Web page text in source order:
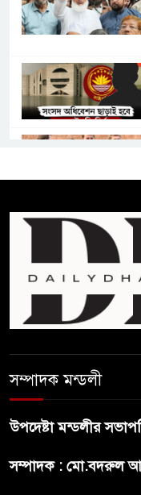
সম্পাদক মন্ডলী
উপদেষ্টা মন্ডলীর
সম্পাদক : মো.বদরুল